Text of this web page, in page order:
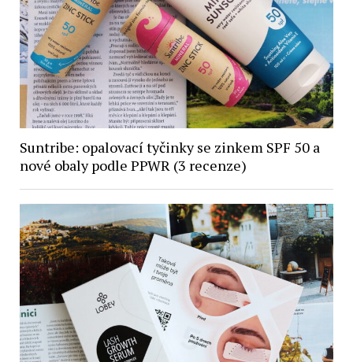
Suntribe: opalovací tyčinky se zinkem SPF 50 a
nové obaly podle PPWR (3 recenze)